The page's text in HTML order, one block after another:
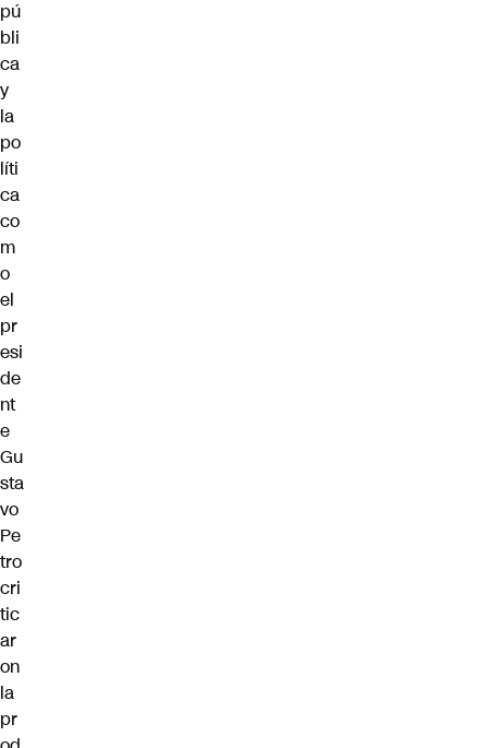
pú
bli
ca
y
la
po
líti
ca
co
m
o
el
pr
esi
de
nt
e
Gu
sta
vo
Pe
tro
cri
tic
ar
on
la
pr